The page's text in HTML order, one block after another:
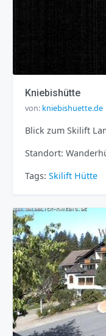
Kniebishütte
von: kniebishuette.de
Blick zum Skilift
Standort:
Tags: Skilift Hütte